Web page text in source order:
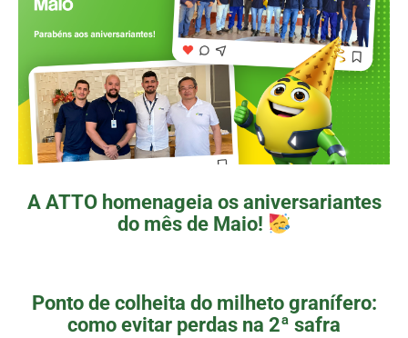
A ATTO homenageia os aniversariantes
do mês de Maio!
Ponto de colheita do milheto granífero:
como evitar perdas na 2ª safra